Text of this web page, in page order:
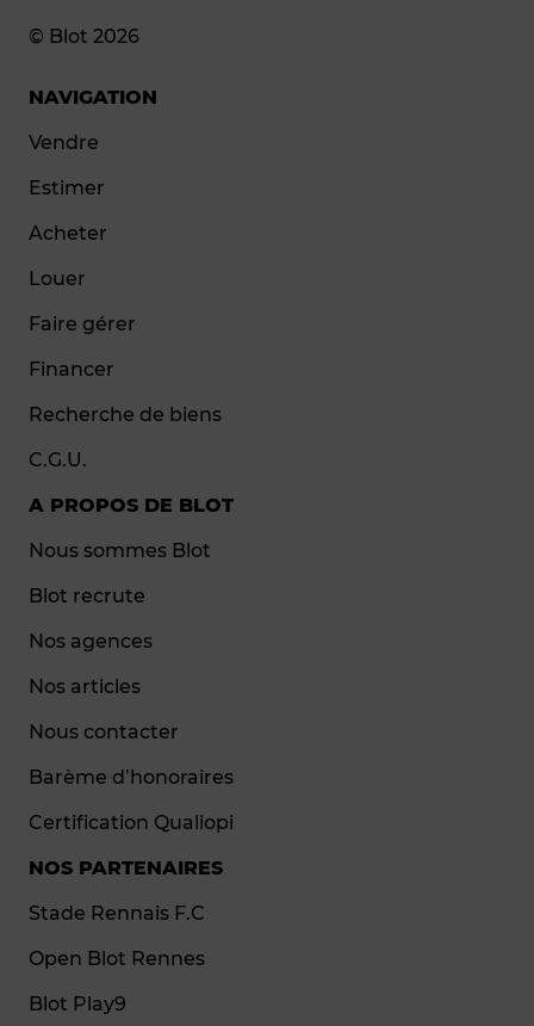
© Blot 2026
NAVIGATION
Vendre
Estimer
Acheter
Louer
Faire gérer
Financer
Recherche de biens
C.G.U.
A PROPOS DE BLOT
Nous sommes Blot
Blot recrute
Nos agences
Nos articles
Nous contacter
Barème d’honoraires
Certification Qualiopi
NOS PARTENAIRES
Stade Rennais F.C
Open Blot Rennes
Blot Play9